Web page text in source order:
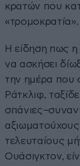
κρατών που
«τρομοκρατία».
Η είδηση πως η
να ασκήσει
την ημέρα που
Ράτκλιφ,
τελευταίους
Ουάσιγκτον,